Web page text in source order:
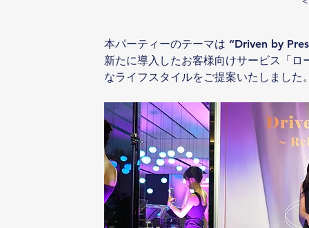
本パーティーのテーマは “Driven by
新たに導入したお客様向けサービス「
なライフスタイルをご提案いたしました